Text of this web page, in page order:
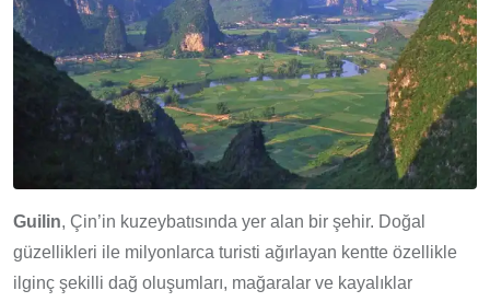
Guilin, Çin’in kuzeybatısında yer alan bir şehir. Doğal
güzellikleri ile milyonlarca turisti ağırlayan kentte özellikle
ilginç şekilli dağ oluşumları, mağaralar ve kayalıklar